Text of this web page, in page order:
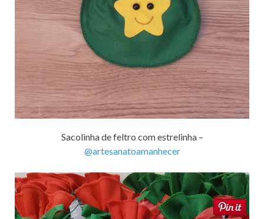
Sacolinha de feltro com estrelinha –
@artesanatoamanhecer